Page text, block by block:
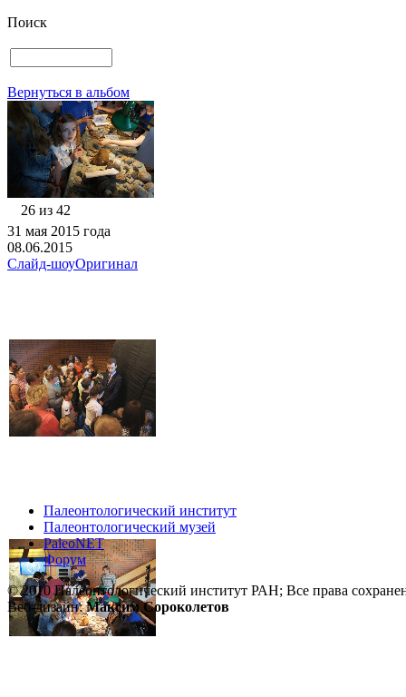
Поиск
Вернуться в альбом
26 из 42
31 мая 2015 года
08.06.2015
Слайд-шоуОригинал
Палеонтологический институт
Палеонтологический музей
PaleoNET
Форум
© 2010 Палеонтологический институт РАН; Все права
Веб-дизайн:Максим Сороколетов